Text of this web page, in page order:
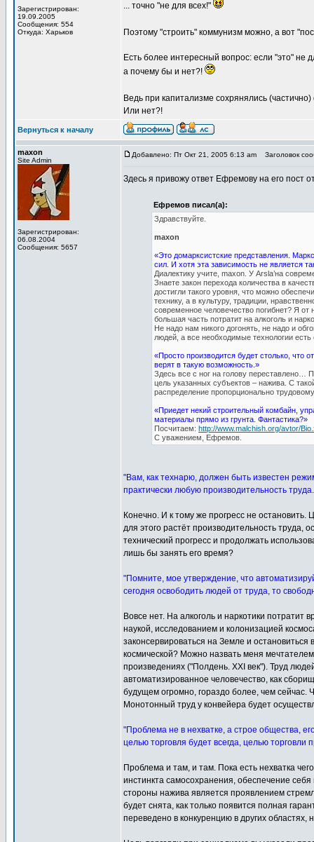
Зарегистрирован:
19.09.2005
Сообщения: 554
Откуда: Харьков
... точно "не для всех!"
Поэтому "строить" коммунизм можно, а вот
Есть более интересный вопрос: если "это" не
а почему бы и нет?!
Ведь при капитализме сохрянялись
Или нет?!
Вернуться к началу
maxon
Site Admin
Зарегистрирован:
06.08.2004
Сообщения: 5657
Добавлено: Пт Окт 21, 2005 6:13 am Заголовок
Здесь я привожу ответ Ефремову на его пост
Ефремов писал(а):
Здравствуйте.
maxon
«Это домарксистские представления.
сил. И хотя эта зависимость не является
Диалектику учите, maxon. У Arsla’на
Знаете закон перехода количества в
достигли такого уровня, что можно
технику, а в культуру, традиции,
современное человечество погибнет? Я от
большая часть потратит на алкоголь и
Не надо нам никого догонять, не надо и
людей, а все необходимые технологии
«Просто производится будет столько, что
верят в такую возможность.»
Здесь все с ног на голову переставлено…
цель указанных субъектов – нажива. С
распределение пропорционально
«Приедет некий строительный комбайн,
материалы прямо из грунта. Фантастика?»
Посчитаем: http://www.malchish.org/avtor/
С уважением, Ефремов.
"Вам, как технарю, должен быть известен
практически любую производительность
Конечно. И к тому же прогресс не
для этого растёт производительность труда,
технический прогресс и продолжать
лишь бы занять его время?
"Помните, мое утверждение, что
сегодня освободить людей от труда, то
Вовсе нет. На алкоголь и наркотики потратит
наукой, исследованием и колонизацией
законсервироваться на Земле и
космической? Можно назвать меня
произведениях ("Полдень. XXI век"). Труд
автоматизированное человечество, как
будущем огромно, гораздо более, чем сейчас.
Монотонный труд у конвейера будет
"Проблема не в нехватке, а строе общества,
целью торговля будет всегда, целью
Проблема и там, и там. Пока есть нехватка
инстинкта самосохранения, обеспечение
стороны нажива является проявлением
будет снята, как только появится полная
переведено в конкуренцию в других